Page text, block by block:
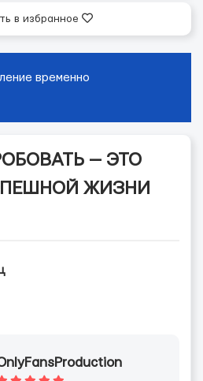
в избранное
временно
— ЭТО
ЖИЗНИ